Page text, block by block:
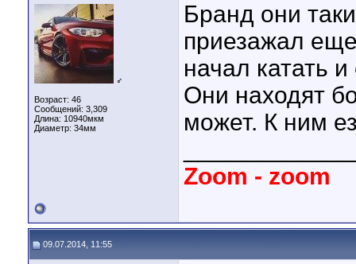
♂
Возраст: 46
Сообщений: 3,309
Длина: 10940мкм
Диаметр: 34мм
Бранд они
приезажал
начал катать
Они находят
может. К ним
Zoom - zoom
09.07.2014, 11:55